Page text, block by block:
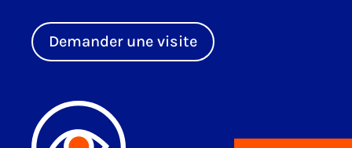
Demander une visite